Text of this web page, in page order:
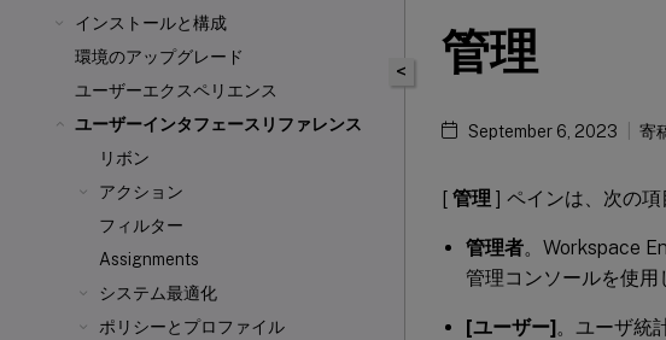
インストールと構成
環境のアップグレード
ユーザーエクスペリエンス
ユーザーインタフェースリファレンス
リボン
アクション
フィルター
Assignments
システム最適化
ポリシーとプロファイル
< 管理
September 6, 2023 寄
[ 管理 ] ペインは、次の項
管理者。Workspace
管理コンソールを使用
[ユーザー]。ユーザ統